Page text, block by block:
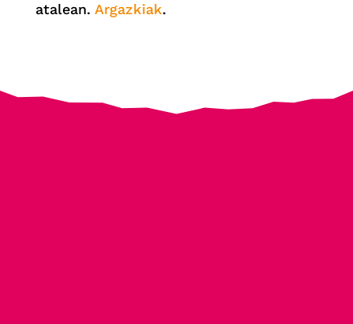
atalean. Argazkiak.